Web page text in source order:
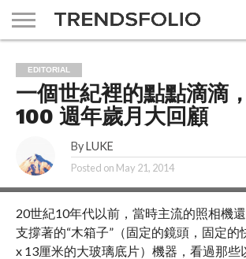
MAGAZINE
THE
FEMIN
ABOUT
US
ADVERTISING
JOBS
CONTACT
US
EDITORIAL
一個世紀裡的點點滴滴
100 週年歲月大回顧
By LUKE
Posted on May 21, 2014
20世紀10年代以前，當時主流的照相機
支撐著的“木箱子”（固定的鏡頭，固定的
x 13厘米的大玻璃底片）機器，看過那些